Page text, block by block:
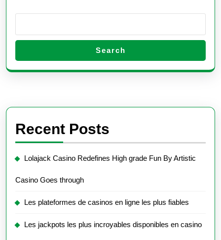
Search
Recent Posts
Lolajack Casino Redefines High grade Fun By Artistic
Casino Goes through
Les plateformes de casinos en ligne les plus fiables
Les jackpots les plus incroyables disponibles en casino